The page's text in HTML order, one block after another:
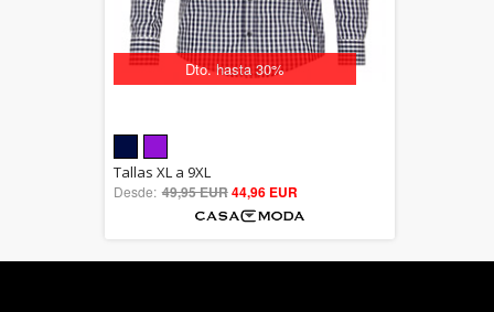
Dto. hasta 30%
5.00
out of 5
Tallas XL a 9XL
Desde: 49,95 EUR44,96 EUR